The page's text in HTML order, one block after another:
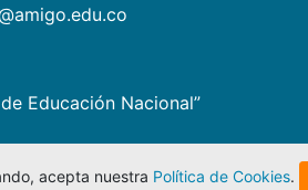
Educación Nacional”
acepta nuestra Política de Cookies.